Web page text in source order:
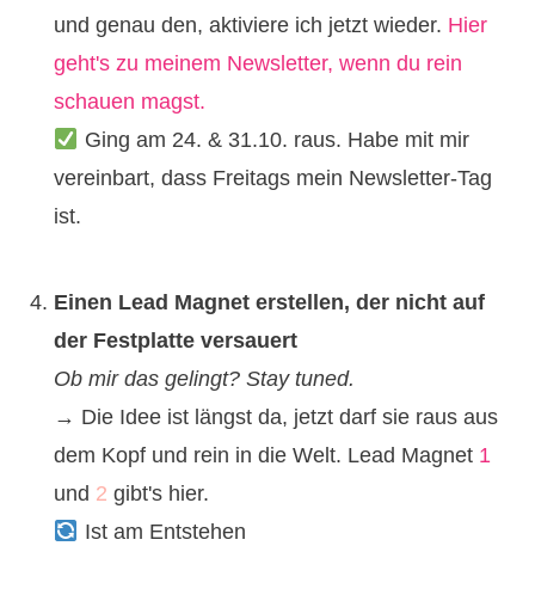
und genau den, aktiviere ich jetzt wieder. Hier
geht's zu meinem Newsletter, wenn du rein
schauen magst.
Ging am 24. & 31.10. raus. Habe mit mir
vereinbart, dass Freitags mein Newsletter-Tag
ist.
Einen Lead Magnet erstellen, der nicht auf
der Festplatte versauert
Ob mir das gelingt? Stay tuned.
→ Die Idee ist längst da, jetzt darf sie raus aus
dem Kopf und rein in die Welt. Lead Magnet 1
und 2 gibt's hier.
Ist am Entstehen